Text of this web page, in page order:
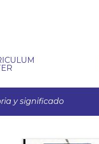
y significado